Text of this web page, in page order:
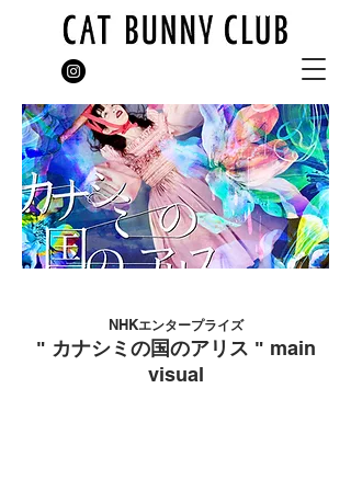
NHKエンタープライズ
" カナシミの国のアリス " main
visual